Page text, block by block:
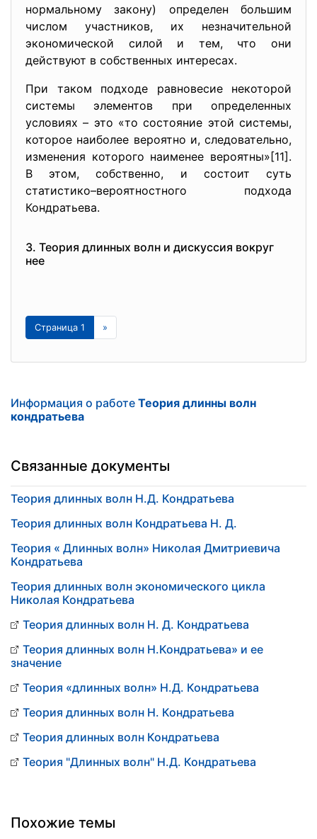
нормальному закону) определен большим
числом участников, их незначительной
экономической силой и тем, что они
действуют в собственных интересах.
При таком подходе равновесие некоторой
системы элементов при определенных
условиях – это «то состояние этой системы,
которое наиболее вероятно и, следовательно,
изменения которого наименее вероятны»[11].
В этом, собственно, и состоит суть
статистико–вероятностного подхода
Кондратьева.
3. Теория длинных волн и дискуссия вокруг
нее
Страница 1 »
Информация о работе Теория длинны волн
кондратьева
Связанные документы
Теория длинных волн Н.Д. Кондратьева
Теория длинных волн Кондратьева Н. Д.
Теория « Длинных волн» Николая Дмитриевича
Кондратьева
Теория длинных волн экономического цикла
Николая Кондратьева
Теория длинных волн Н. Д. Кондратьева
Теория длинных волн Н.Кондратьева» и ее
значение
Теория «длинных волн» Н.Д. Кондратьева
Теория длинных волн Н. Кондратьева
Теория длинных волн Кондратьева
Теория "Длинных волн" Н.Д. Кондратьева
Похожие темы